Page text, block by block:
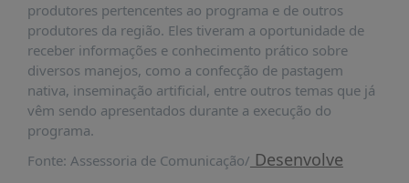
MATERIAIS
DISPONÍVEIS
PUBLICAÇÕES
RUMOS
LIVROS
produtores pertencentes ao programa e de outros
produtores da região. Eles tiveram a oportunidade de
receber informações e conhecimento prático sobre
diversos manejos, como a confecção de pastagem
nativa, inseminação artificial, entre outros temas que já
vêm sendo apresentados durante a execução do
programa.
Fonte: Assessoria de Comunicação/ Desenvolve